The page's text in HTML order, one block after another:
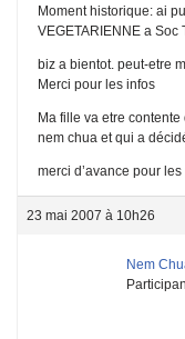
Moment historique: ai
VEGETARIENNE a Soc
biz a bientot. peut-etre
Merci pour les infos
Ma fille va etre
nem chua et qui a
merci d’avance pour
23 mai 2007 à 10h26
Nem